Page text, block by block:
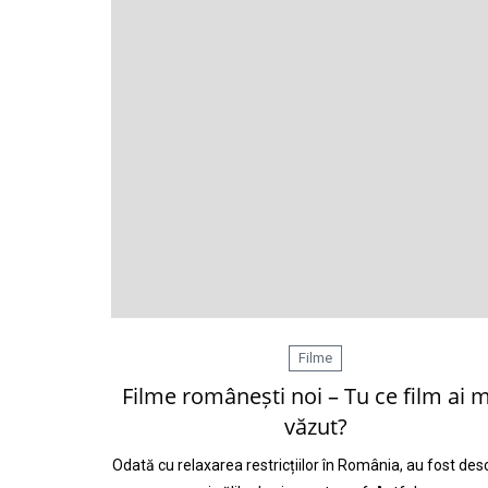
Filme
Filme românești noi – Tu ce film ai
văzut?
Odată cu relaxarea restricțiilor în România, au fost